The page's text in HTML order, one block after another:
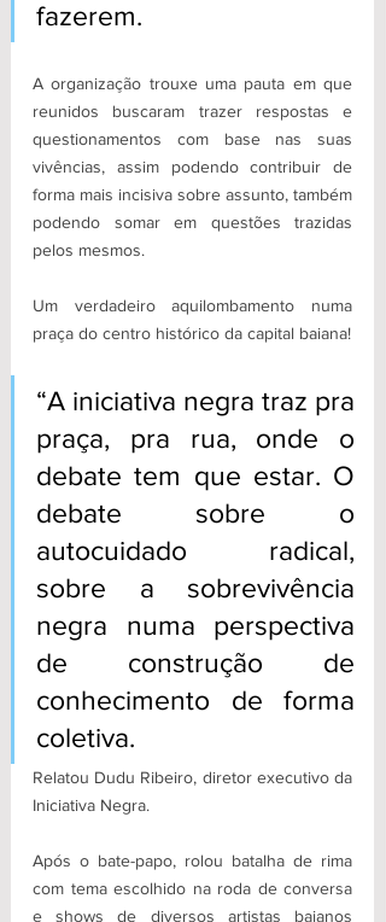
fazerem.
A organização trouxe uma pauta em que
reunidos buscaram trazer respostas e
questionamentos com base nas suas
vivências, assim podendo contribuir de
forma mais incisiva sobre assunto, também
podendo somar em questões trazidas
pelos mesmos.
Um verdadeiro aquilombamento numa
praça do centro histórico da capital baiana!
“A iniciativa negra traz pra
praça, pra rua, onde o
debate tem que estar. O
debate sobre o
autocuidado radical,
sobre a sobrevivência
negra numa perspectiva
de construção de
conhecimento de forma
coletiva.
Relatou Dudu Ribeiro, diretor executivo da
Iniciativa Negra.
Após o bate-papo, rolou batalha de rima
com tema escolhido na roda de conversa
e shows de diversos artistas baianos